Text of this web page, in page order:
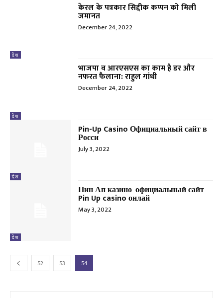
देश
केरल के पत्रकार सिद्दीक कप्पन को मिली
जमानत
December 24, 2022
देश
भाजपा व आरएसएस का काम है डर और
नफरत फैलाना: राहुल गांधी
December 24, 2022
देश
Pin-Up Casino Официальный сайт в
Росси
July 3, 2022
देश
Пин Ап казино ️ официальный сайт
Pin Up casino онлай
May 3, 2022
52 53 54